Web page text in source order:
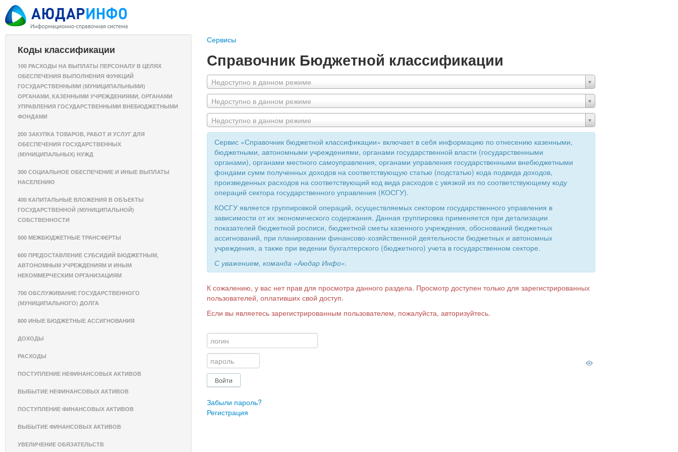
Коды классификации
100 РАСХОДЫ НА ВЫПЛАТЫ ПЕРСОНАЛУ В ЦЕЛЯХ
ОБЕСПЕЧЕНИЯ ВЫПОЛНЕНИЯ ФУНКЦИЙ
ГОСУДАРСТВЕННЫМИ (МУНИЦИПАЛЬНЫМИ)
ОРГАНАМИ, КАЗЕННЫМИ УЧРЕЖДЕНИЯМИ, ОРГАНАМИ
УПРАВЛЕНИЯ ГОСУДАРСТВЕННЫМИ ВНЕБЮДЖЕТНЫМИ
ФОНДАМИ
200 ЗАКУПКА ТОВАРОВ, РАБОТ И УСЛУГ ДЛЯ
ОБЕСПЕЧЕНИЯ ГОСУДАРСТВЕННЫХ
(МУНИЦИПАЛЬНЫХ) НУЖД
300 СОЦИАЛЬНОЕ ОБЕСПЕЧЕНИЕ И ИНЫЕ ВЫПЛАТЫ
НАСЕЛЕНИЮ
400 КАПИТАЛЬНЫЕ ВЛОЖЕНИЯ В ОБЪЕКТЫ
ГОСУДАРСТВЕННОЙ (МУНИЦИПАЛЬНОЙ)
СОБСТВЕННОСТИ
500 МЕЖБЮДЖЕТНЫЕ ТРАНСФЕРТЫ
600 ПРЕДОСТАВЛЕНИЕ СУБСИДИЙ БЮДЖЕТНЫМ,
АВТОНОМНЫМ УЧРЕЖДЕНИЯМ И ИНЫМ
НЕКОММЕРЧЕСКИМ ОРГАНИЗАЦИЯМ
700 ОБСЛУЖИВАНИЕ ГОСУДАРСТВЕННОГО
(МУНИЦИПАЛЬНОГО) ДОЛГА
800 ИНЫЕ БЮДЖЕТНЫЕ АССИГНОВАНИЯ
ДОХОДЫ
РАСХОДЫ
ПОСТУПЛЕНИЕ НЕФИНАНСОВЫХ АКТИВОВ
ВЫБЫТИЕ НЕФИНАНСОВЫХ АКТИВОВ
ПОСТУПЛЕНИЕ ФИНАНСОВЫХ АКТИВОВ
ВЫБЫТИЕ ФИНАНСОВЫХ АКТИВОВ
УВЕЛИЧЕНИЕ ОБЯЗАТЕЛЬСТВ
Сервисы
Справочник Бюджетной классификации
Недоступно в данном режиме
Недоступно в данном режиме
Недоступно в данном режиме
Сервис «Справочник бюджетной классификации» включает в себя информацию по отнесению казенными,
бюджетными, автономными учреждениями, органами государственной власти (государственными
органами), органами местного самоуправления, органами управления государственными внебюджетными
фондами сумм полученных доходов на соответствующую статью (подстатью) кода подвида доходов,
произведенных расходов на соответствующий код вида расходов с увязкой их по соответствующему коду
операций сектора государственного управления (КОСГУ).
КОСГУ является группировкой операций, осуществляемых сектором государственного управления в
зависимости от их экономического содержания. Данная группировка применяется при детализации
показателей бюджетной росписи, бюджетной сметы казенного учреждения, обоснований бюджетных
ассигнований, при планировании финансово-хозяйственной деятельности бюджетных и автономных
учреждения, а также при ведении бухгалтерского (бюджетного) учета в государственном секторе.
С уважением, команда «Аюдар Инфо».
К сожалению, у вас нет прав для просмотра данного раздела. Просмотр доступен только для зарегистрированных
пользователей, оплативших свой доступ.
Если вы являетесь зарегистрированным пользователем, пожалуйста, авторизуйтесь.
Забыли пароль?
Регистрация